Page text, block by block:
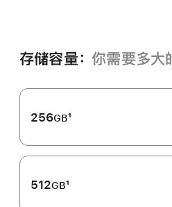
存储容量： 你需要多大
256GB
注
1
512GB1